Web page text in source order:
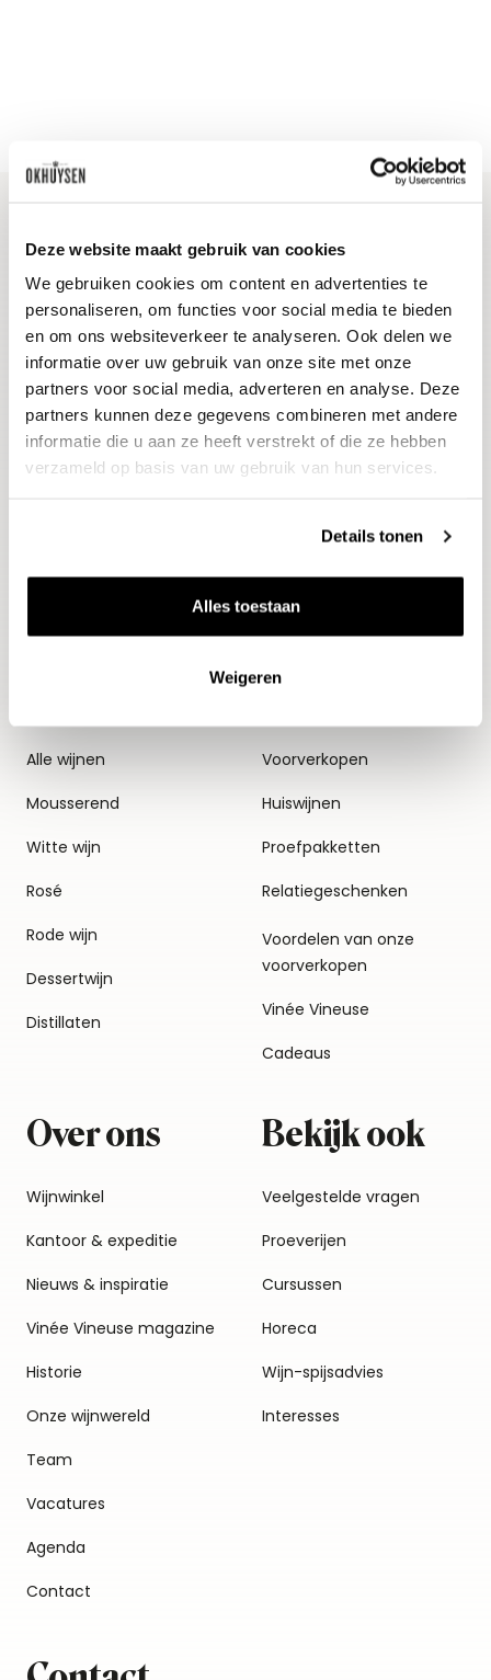
Deze website maakt gebruik van cookies
We gebruiken cookies om content en advertenties te
personaliseren, om functies voor social media te bieden
en om ons websiteverkeer te analyseren. Ook delen we
informatie over uw gebruik van onze site met onze
partners voor social media, adverteren en analyse. Deze
partners kunnen deze gegevens combineren met andere
informatie die u aan ze heeft verstrekt of die ze hebben
verzameld op basis van uw gebruik van hun services.
Details tonen
Alles toestaan
Weigeren
Blijf op de hoogte
Ontvang het laatste wijnnieuws, proeverijen en
evenementen
E-mailadres
Aanmelden
Alle wijnen
Mousserend
Witte wijn
Rosé
Rode wijn
Dessertwijn
Distillaten
Thema's
Voorverkopen
Huiswijnen
Proefpakketten
Relatiegeschenken
Voordelen van onze
voorverkopen
Vinée Vineuse
Cadeaus
Over ons
Wijnwinkel
Kantoor & expeditie
Nieuws & inspiratie
Vinée Vineuse magazine
Historie
Onze wijnwereld
Team
Vacatures
Agenda
Contact
Bekijk ook
Veelgestelde vragen
Proeverijen
Cursussen
Horeca
Wijn-spijsadvies
Interesses